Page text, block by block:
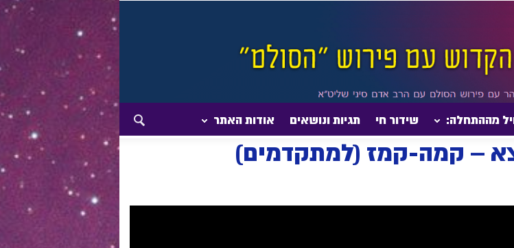
מההתחלה: שידור חי תגיות ונושאים אודות האתר – קמה-קמז (למתקדמים)
– קמה-קמז (למתקדמים)